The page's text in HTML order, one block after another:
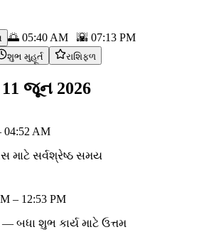
🌅 05:40 AM 🌇 07:13 PM
શુભ મુહૂર્ત રાશિફળ
11 જૂન 2026
04:52 AM
માટે સર્વશ્રેષ્ઠ સમય
– 12:53 PM
બધા શુભ કાર્ય માટે ઉત્તમ